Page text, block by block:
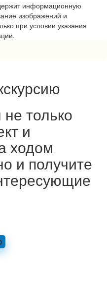
информационную
изображений и
при условии указания
только
и
ходом
и получите